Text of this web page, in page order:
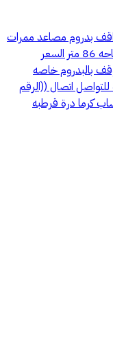
بدروم مصاعد ممرات
مكيفه ارضيات رخام الخدمات كلها واصله المساحه 86 متر السعر
شامل الضريبه والخدمات عدد 2 موقف بالبدروم خاصه
4 الموقع قرطبه للتواصل اتصال ((الرقم
كرما درة قرطبه